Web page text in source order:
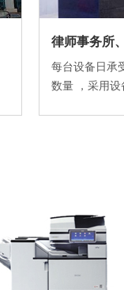
律师事务所
每台设备日承
数量 ，采用